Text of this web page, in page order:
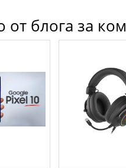
от блога за